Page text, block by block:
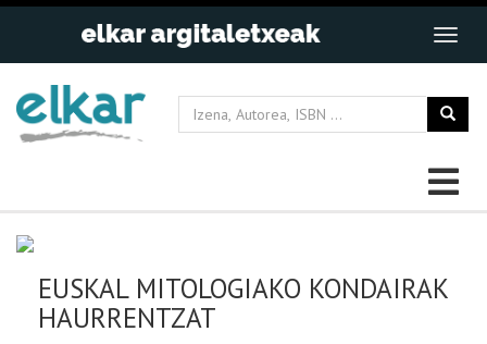
EUSKAL MITOLOGIAKO KONDAIRAK
HAURRENTZAT